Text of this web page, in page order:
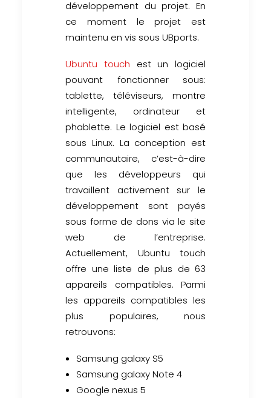
développement du projet. En
ce moment le projet est
maintenu en vis sous UBports.
Ubuntu touch est un logiciel
pouvant fonctionner sous:
tablette, téléviseurs, montre
intelligente, ordinateur et
phablette. Le logiciel est basé
sous Linux. La conception est
communautaire, c’est-à-dire
que les développeurs qui
travaillent activement sur le
développement sont payés
sous forme de dons via le site
web de l’entreprise.
Actuellement, Ubuntu touch
offre une liste de plus de 63
appareils compatibles. Parmi
les appareils compatibles les
plus populaires, nous
retrouvons:
Samsung galaxy S5
Samsung galaxy Note 4
Google nexus 5